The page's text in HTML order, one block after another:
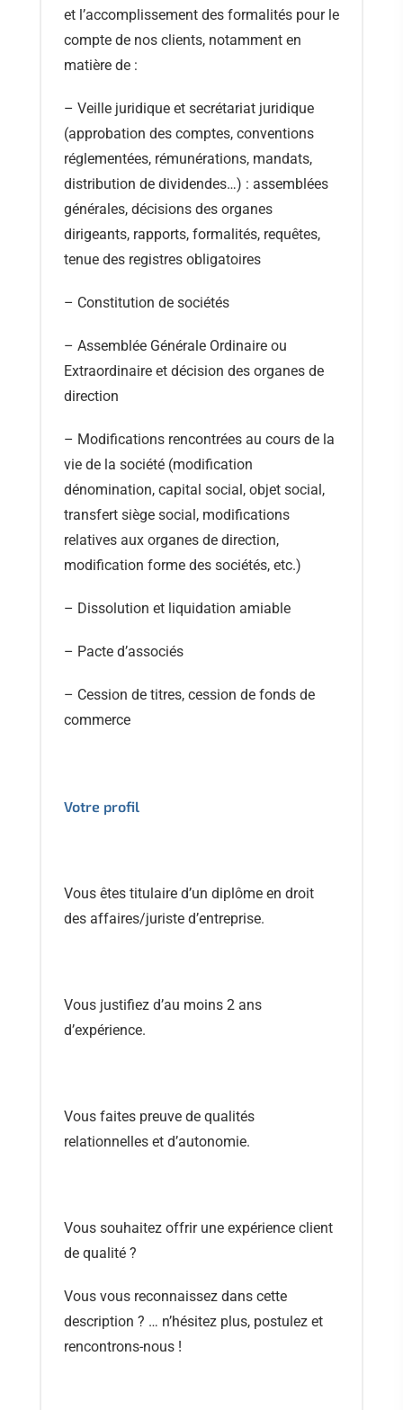
et l’accomplissement des formalités pour le
compte de nos clients, notamment en
matière de :
– Veille juridique et secrétariat juridique
(approbation des comptes, conventions
réglementées, rémunérations, mandats,
distribution de dividendes…) : assemblées
générales, décisions des organes
dirigeants, rapports, formalités, requêtes,
tenue des registres obligatoires
– Constitution de sociétés
– Assemblée Générale Ordinaire ou
Extraordinaire et décision des organes de
direction
– Modifications rencontrées au cours de la
vie de la société (modification
dénomination, capital social, objet social,
transfert siège social, modifications
relatives aux organes de direction,
modification forme des sociétés, etc.)
– Dissolution et liquidation amiable
– Pacte d’associés
– Cession de titres, cession de fonds de
commerce
Votre profil
Vous êtes titulaire d’un diplôme en droit
des affaires/juriste d’entreprise.
Vous justifiez d’au moins 2 ans
d’expérience.
Vous faites preuve de qualités
relationnelles et d’autonomie.
Vous souhaitez offrir une expérience client
de qualité ?
Vous vous reconnaissez dans cette
description ? … n’hésitez plus, postulez et
rencontrons-nous !